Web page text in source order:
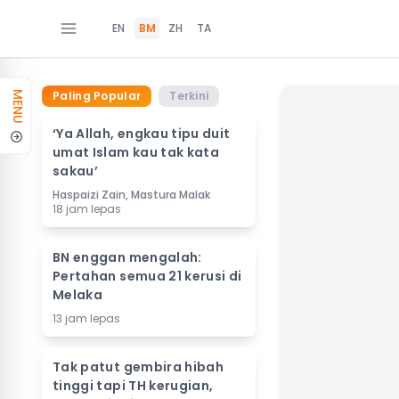
EN BM ZH TA
MENU Paling Popular Terkini
‘Ya Allah, engkau tipu duit
umat Islam kau tak kata
sakau’
Haspaizi Zain, Mastura Malak
18 jam lepas
BN enggan mengalah:
Pertahan semua 21 kerusi di
Melaka
13 jam lepas
Tak patut gembira hibah
tinggi tapi TH kerugian,